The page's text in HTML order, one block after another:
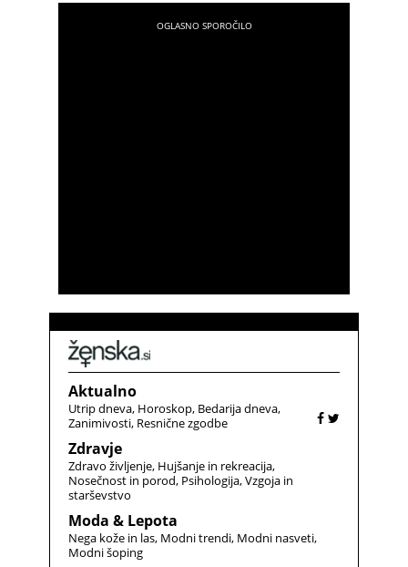
Aktualno
Utrip dneva Horoskop Bedarija dneva
Zanimivosti Resnične zgodbe
Zdravje
Zdravo življenje Hujšanje in rekreacija
Nosečnost in porod Psihologija Vzgoja in
starševstvo
Moda & Lepota
Nega kože in las Modni trendi Modni nasveti
Modni šoping